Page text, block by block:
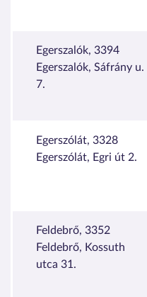
Egerszalók, 3394
Egerszalók, Sáfrány u.
7.
Egerszólát, 3328
Egerszólát, Egri út 2.
Feldebrő, 3352
Feldebrő, Kossuth
utca 31.